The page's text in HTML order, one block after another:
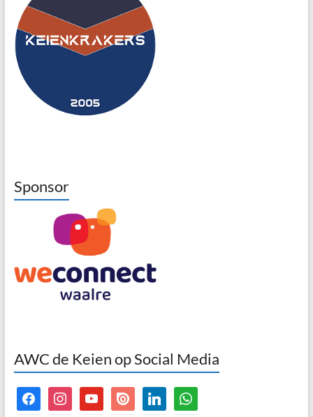
Sponsor
AWC de Keien op Social Media
facebookinstagramyoutubeissuu linkedinwhatsapp